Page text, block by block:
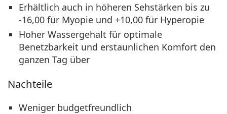
Erhältlich auch in höheren Sehstärken bis zu
-16,00 für Myopie und +10,00 für Hyperopie
Hoher Wassergehalt für optimale
Benetzbarkeit und erstaunlichen Komfort den
ganzen Tag über
Nachteile
Weniger budgetfreundlich